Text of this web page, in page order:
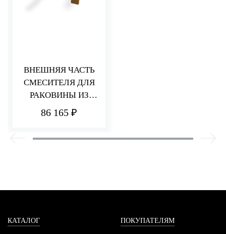
ВНЕШНЯЯ ЧАСТЬ
СМЕСИТЕЛЯ ДЛЯ
РАКОВИНЫ ИЗ
СТЕНЫ 182 ММ
86 165 ₽
КАТАЛОГ ПОКУПАТЕЛЯМ